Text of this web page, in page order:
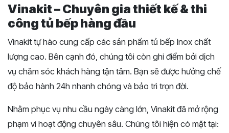
Vinakit – Chuyên gia thiết kế & thi
công tủ bếp hàng đầu
Vinakit tự hào cung cấp các sản phẩm tủ bếp Inox chất
lượng cao. Bên cạnh đó, chúng tôi còn ghi điểm bởi dịch
vụ chăm sóc khách hàng tận tâm. Bạn sẽ được hưởng chế
độ bảo hành 24h nhanh chóng và bảo trì trọn đời.
Nhằm phục vụ nhu cầu ngày càng lớn, Vinakit đã mở rộng
phạm vi hoạt động chuyên sâu. Chúng tôi hiện có mặt tại: